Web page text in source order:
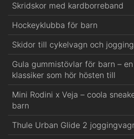
Skridskor med kardborreband
Hockeyklubba för barn
Skidor till cykelvagn och
Gula gummistövlar för barn – en
klassiker som hör hösten till
Mini Rodini x Veja – coola
barn
Thule Urban Glide 2